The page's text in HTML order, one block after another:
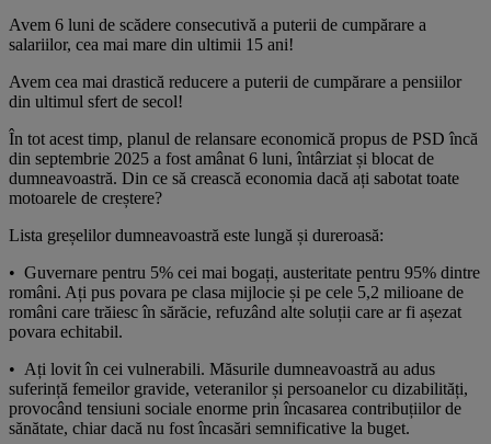
Avem 6 luni de scădere consecutivă a puterii de cumpărare a
salariilor, cea mai mare din ultimii 15 ani!
Avem cea mai drastică reducere a puterii de cumpărare a pensiilor
din ultimul sfert de secol!
În tot acest timp, planul de relansare economică propus de PSD încă
din septembrie 2025 a fost amânat 6 luni, întârziat și blocat de
dumneavoastră. Din ce să crească economia dacă ați sabotat toate
motoarele de creștere?
Lista greșelilor dumneavoastră este lungă și dureroasă:
•⁠ ⁠Guvernare pentru 5% cei mai bogați, austeritate pentru 95% dintre
români. Ați pus povara pe clasa mijlocie și pe cele 5,2 milioane de
români care trăiesc în sărăcie, refuzând alte soluții care ar fi așezat
povara echitabil.
•⁠ ⁠Ați lovit în cei vulnerabili. Măsurile dumneavoastră au adus
suferință femeilor gravide, veteranilor și persoanelor cu dizabilități,
provocând tensiuni sociale enorme prin încasarea contribuțiilor de
sănătate, chiar dacă nu fost încasări semnificative la buget.